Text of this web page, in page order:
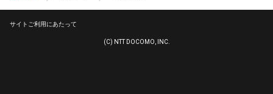
サイトご利用にあたって
(C) NTT DOCOMO, INC.